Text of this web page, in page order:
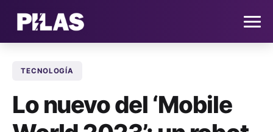
NOTICIAS
TECNOLOGÍA
Lo nuevo del ‘Mobile